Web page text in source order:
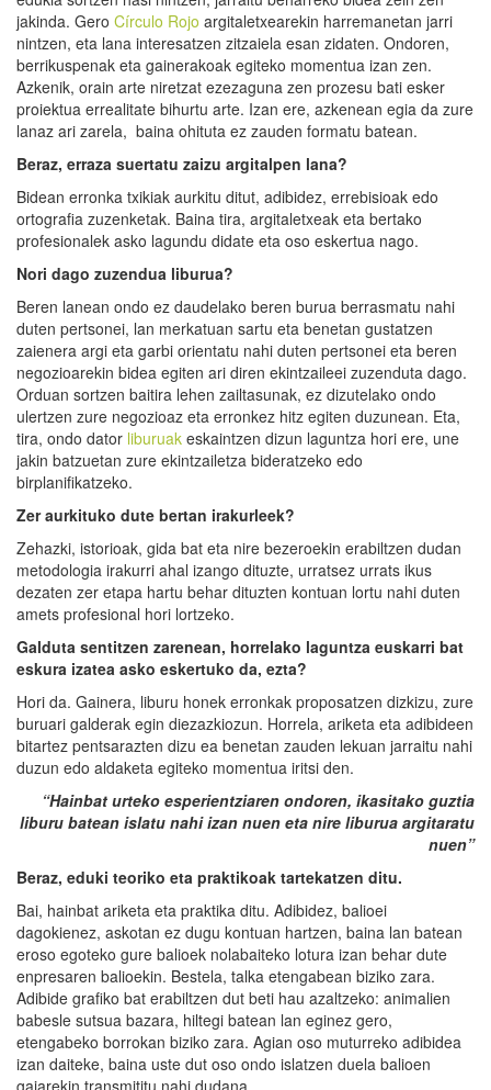
jakinda. Gero Círculo Rojo argitaletxearekin harremanetan jarri
nintzen, eta lana interesatzen zitzaiela esan zidaten. Ondoren,
berrikuspenak eta gainerakoak egiteko momentua izan zen.
Azkenik, orain arte niretzat ezezaguna zen prozesu bati esker
proiektua errealitate bihurtu arte. Izan ere, azkenean egia da zure
lanaz ari zarela, baina ohituta ez zauden formatu batean.
Beraz, erraza suertatu zaizu argitalpen lana?
Bidean erronka txikiak aurkitu ditut, adibidez, errebisioak edo
ortografia zuzenketak. Baina tira, argitaletxeak eta bertako
profesionalek asko lagundu didate eta oso eskertua nago.
Nori dago zuzendua liburua?
Beren lanean ondo ez daudelako beren burua berrasmatu nahi
duten pertsonei, lan merkatuan sartu eta benetan gustatzen
zaienera argi eta garbi orientatu nahi duten pertsonei eta beren
negozioarekin bidea egiten ari diren ekintzaileei zuzenduta dago.
Orduan sortzen baitira lehen zailtasunak, ez dizutelako ondo
ulertzen zure negozioaz eta erronkez hitz egiten duzunean. Eta,
tira, ondo dator liburuak eskaintzen dizun laguntza hori ere, une
jakin batzuetan zure ekintzailetza bideratzeko edo
birplanifikatzeko.
Zer aurkituko dute bertan irakurleek?
Zehazki, istorioak, gida bat eta nire bezeroekin erabiltzen dudan
metodologia irakurri ahal izango dituzte, urratsez urrats ikus
dezaten zer etapa hartu behar dituzten kontuan lortu nahi duten
amets profesional hori lortzeko.
Galduta sentitzen zarenean, horrelako laguntza euskarri bat
eskura izatea asko eskertuko da, ezta?
Hori da. Gainera, liburu honek erronkak proposatzen dizkizu, zure
buruari galderak egin diezazkiozun. Horrela, ariketa eta adibideen
bitartez pentsarazten dizu ea benetan zauden lekuan jarraitu nahi
duzun edo aldaketa egiteko momentua iritsi den.
“Hainbat urteko esperientziaren ondoren, ikasitako guztia
liburu batean islatu nahi izan nuen eta nire liburua argitaratu
nuen”
Beraz, eduki teoriko eta praktikoak tartekatzen ditu.
Bai, hainbat ariketa eta praktika ditu. Adibidez, balioei
dagokienez, askotan ez dugu kontuan hartzen, baina lan batean
eroso egoteko gure balioek nolabaiteko lotura izan behar dute
enpresaren balioekin. Bestela, talka etengabean biziko zara.
Adibide grafiko bat erabiltzen dut beti hau azaltzeko: animalien
babesle sutsua bazara, hiltegi batean lan eginez gero,
etengabeko borrokan biziko zara. Agian oso muturreko adibidea
izan daiteke, baina uste dut oso ondo islatzen duela balioen
gaiarekin transmititu nahi dudana.